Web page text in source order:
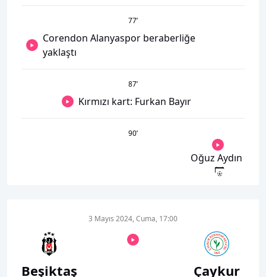
77’
Corendon Alanyaspor beraberliğe
yaklaştı
87’
Kırmızı kart: Furkan Bayır
90’
Oğuz Aydın
Beşiktaş
3 Mayıs 2024, Cuma, 17:00
Çaykur